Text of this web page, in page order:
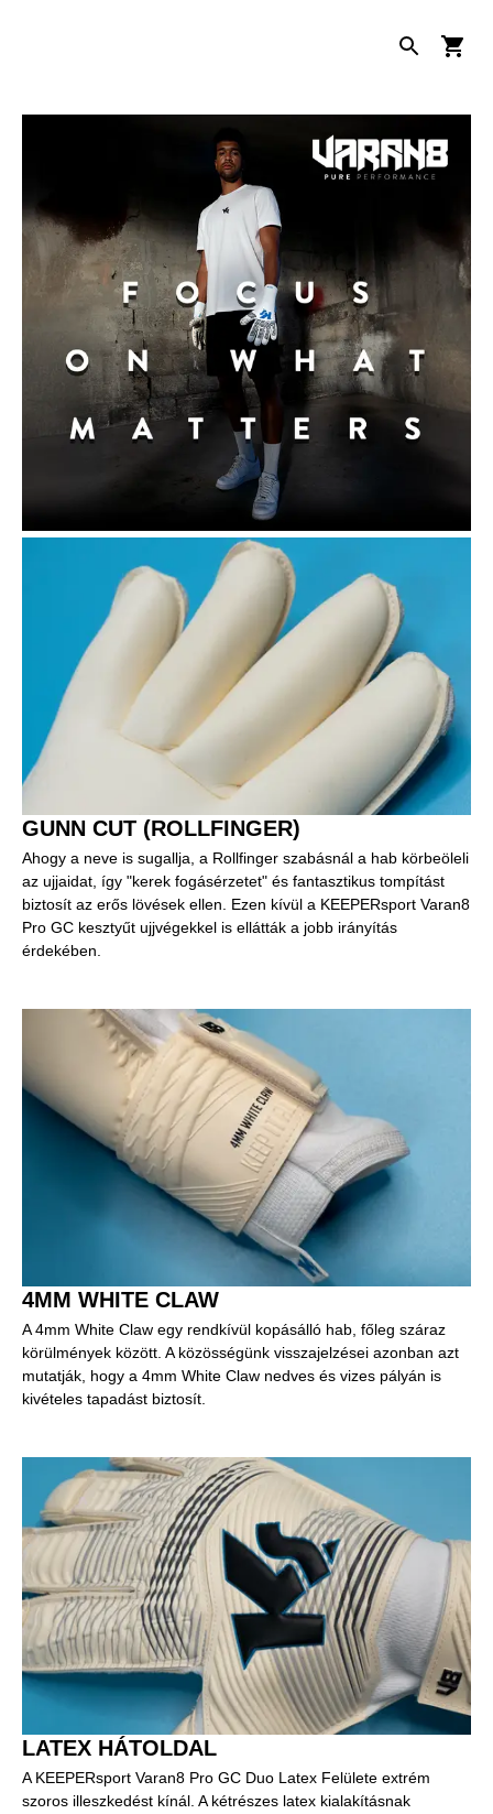
GUNN CUT (ROLLFINGER)
Ahogy a neve is sugallja, a Rollfinger szabásnál a hab körbeöleli
az ujjaidat, így "kerek fogásérzetet" és fantasztikus tompítást
biztosít az erős lövések ellen. Ezen kívül a KEEPERsport Varan8
Pro GC kesztyűt ujjvégekkel is ellátták a jobb irányítás
érdekében.
4MM WHITE CLAW
A 4mm White Claw egy rendkívül kopásálló hab, főleg száraz
körülmények között. A közösségünk visszajelzései azonban azt
mutatják, hogy a 4mm White Claw nedves és vizes pályán is
kivételes tapadást biztosít.
LATEX HÁTOLDAL
A KEEPERsport Varan8 Pro GC Duo Latex Felülete extrém
szoros illeszkedést kínál. A kétrészes latex kialakításnak